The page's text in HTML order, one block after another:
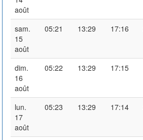
août
sam.
15
août
05:21 13:29 17:16
dim.
16
août
05:22 13:29 17:15
lun.
17
août
05:23 13:29 17:14